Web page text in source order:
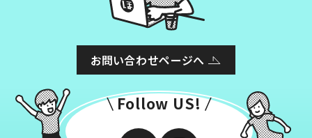
お問い合わせページへ
Follow US!